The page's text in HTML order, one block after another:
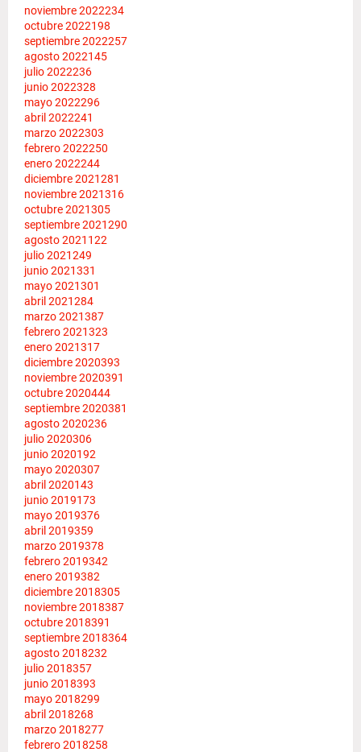
noviembre 2022234
octubre 2022198
septiembre 2022257
agosto 2022145
julio 2022236
junio 2022328
mayo 2022296
abril 2022241
marzo 2022303
febrero 2022250
enero 2022244
diciembre 2021281
noviembre 2021316
octubre 2021305
septiembre 2021290
agosto 2021 122
julio 2021249
junio 2021331
mayo 2021301
abril 2021284
marzo 2021387
febrero 2021323
enero 2021317
diciembre 2020393
noviembre 2020391
octubre 2020444
septiembre 2020381
agosto 2020236
julio 2020306
junio 2020192
mayo 2020307
abril 2020143
junio 2019173
mayo 2019376
abril 2019359
marzo 2019378
febrero 2019342
enero 2019382
diciembre 2018305
noviembre 2018387
octubre 2018391
septiembre 2018364
agosto 2018232
julio 2018357
junio 2018393
mayo 2018299
abril 2018268
marzo 2018277
febrero 2018258